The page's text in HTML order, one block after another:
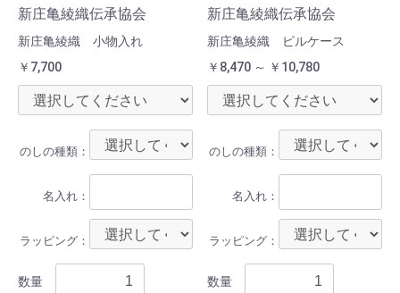
新庄亀綾織伝承協会
新庄亀綾織 小物入れ
￥7,700
のしの種類：
名入れ：
ラッピング：
数量
新庄亀綾織伝承協会
新庄亀綾織 ピルケース
￥8,470 ～ ￥10,780
のしの種類：
名入れ：
ラッピング：
数量